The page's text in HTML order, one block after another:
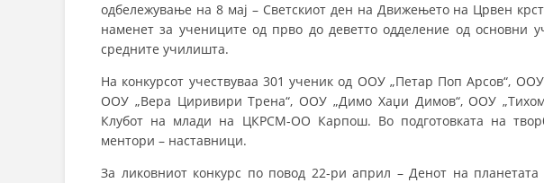
одбележување на 8 мај – Светскиот ден на Движењето на Црвен
наменет за учениците од прво до деветто одделение од основни
средните училишта.
На конкурсот учествуваа 301 ученик од ООУ „Петар Поп Арсов“,
ООУ „Вера Циривири Трена“, ООУ „Димо Хаџи Димов“, ООУ
Клубот на млади на ЦКРСМ-ОО Карпош. Во подготовката на
ментори – наставници.
За ликовниот конкурс по повод 22-ри април – Денот на